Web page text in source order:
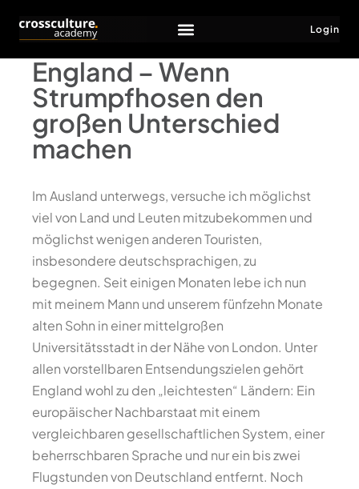
Login
England – Wenn
Strumpfhosen den
großen Unterschied
machen
Im Ausland unterwegs, versuche ich möglichst
viel von Land und Leuten mitzubekommen und
möglichst wenigen anderen Touristen,
insbesondere deutschsprachigen, zu
begegnen. Seit einigen Monaten lebe ich nun
mit meinem Mann und unserem fünfzehn Monate
alten Sohn in einer mittelgroßen
Universitätsstadt in der Nähe von London. Unter
allen vorstellbaren Entsendungszielen gehört
England wohl zu den „leichtesten“ Ländern: Ein
europäischer Nachbarstaat mit einem
vergleichbaren gesellschaftlichen System, einer
beherrschbaren Sprache und nur ein bis zwei
Flugstunden von Deutschland entfernt. Noch